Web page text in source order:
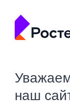
наш